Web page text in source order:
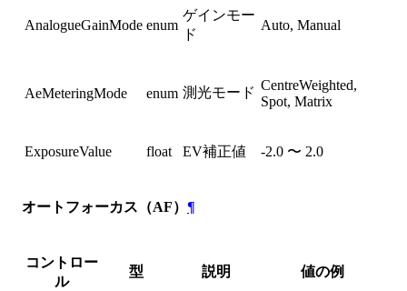
AnalogueGainMode enum
ゲインモー
ド
Auto, Manual
AeMeteringMode enum 測光モード CentreWeighted,
Spot, Matrix
ExposureValue float EV補正値 -2.0 〜 2.0
オートフォーカス（AF） ¶
コントロー
ル
型 説明 値の例